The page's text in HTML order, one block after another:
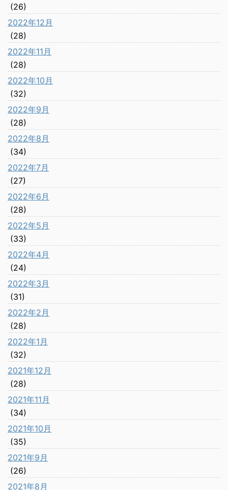
(26)
2022年12月
(28)
2022年11月
(28)
2022年10月
(32)
2022年9月
(28)
2022年8月
(34)
2022年7月
(27)
2022年6月
(28)
2022年5月
(33)
2022年4月
(24)
2022年3月
(31)
2022年2月
(28)
2022年1月
(32)
2021年12月
(28)
2021年11月
(34)
2021年10月
(35)
2021年9月
(26)
2021年8月